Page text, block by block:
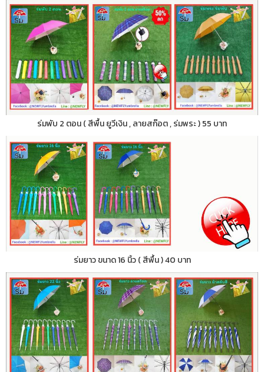
ร่มพับ 2 ตอน ( สีพื้น ยูวีเงิน , ลายสก๊อต , ร่มพระ ) 55 บาท
ร่มยาว ขนาด 16 นิ้ว ( สีพื้น ) 40 บาท